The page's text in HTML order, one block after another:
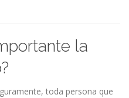
la
toda persona que